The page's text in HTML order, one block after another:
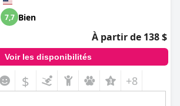
7,7 Bien
À partir de 138 $
Voir les disponibilités
$ +8